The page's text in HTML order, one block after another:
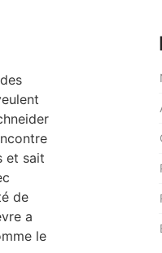
et sait
de
a
le